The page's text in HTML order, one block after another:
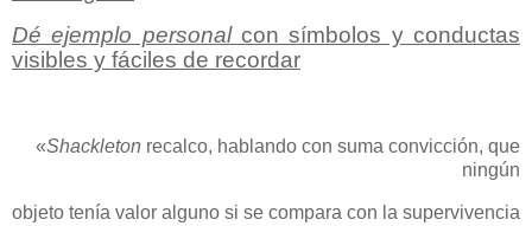
Dé ejemplo personalcon símbolos y conductas
visibles y fáciles de recordar
«Shackleton recalco, hablando con suma convicción, que
ningún
objeto tenía valor alguno si se compara con la supervivencia